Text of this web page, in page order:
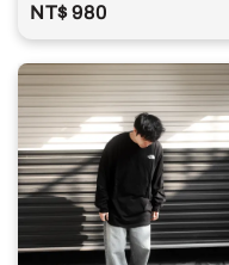
Regular
price
NT$ 980